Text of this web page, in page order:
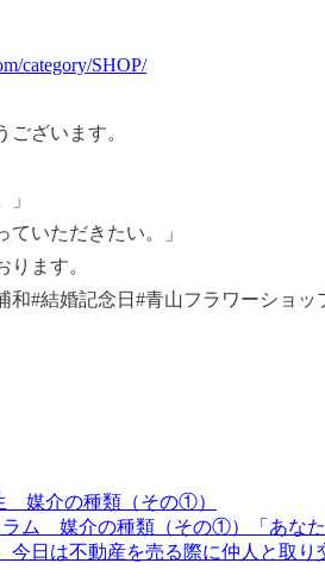
category/SHOP/
ざいます。
ていただきたい。」
ます。
和#結婚記念日#青山フラワーショッ
媒介の種類（その①）
ラム 媒介の種類（その①）「あな
日は不動産を売る際に仲人と取り